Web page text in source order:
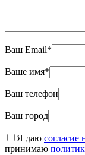
Ваш Email*
Ваше имя*
Ваш телефон
Ваш город
Я даю согласие
принимаю